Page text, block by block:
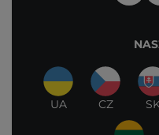
UA CZ